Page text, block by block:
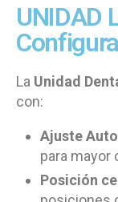
UNIDAD
La Unidad
con:
Ajuste
para mayor
Posición